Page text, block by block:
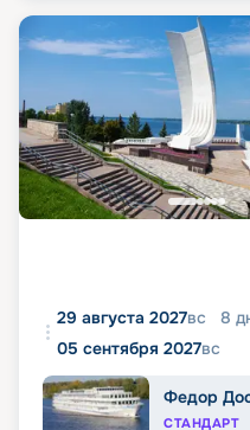
29 августа 2027вс 8
05 сентября 2027вс
Федор
СТАНДАРТ